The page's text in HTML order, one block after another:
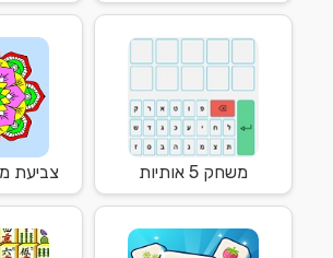
משחק 5 אותיות צביעת